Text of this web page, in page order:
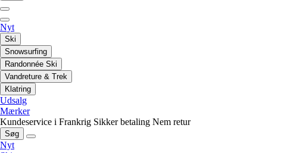
Nyt
Ski
Snowsurfing
Randonnée Ski
Vandreture & Trek
Klatring
Udsalg
Mærker
Kundeservice i Frankrig Sikker betaling Nem retur
Søg
Nyt